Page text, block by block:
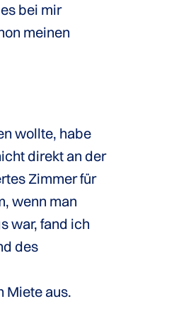
bei mir
meinen
wollte, habe
direkt an der
Zimmer für
wenn man
war, fand ich
des
Miete aus.